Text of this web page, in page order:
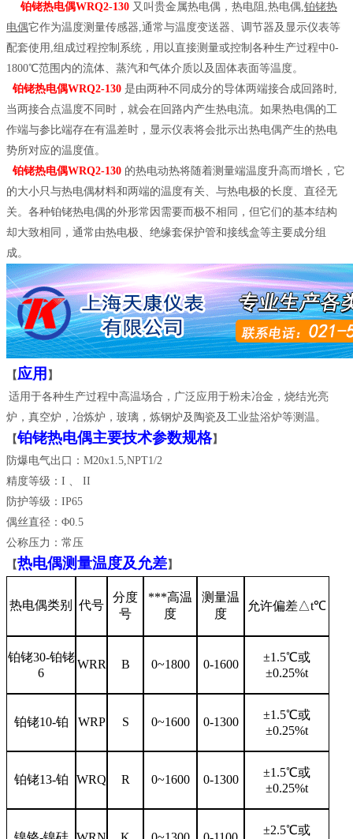
铂铑热电偶WRQ2-130 又叫贵金属热电偶，热电阻,热电偶,铂铑热
电偶它作为温度测量传感器,通常与温度变送器、调节器及显示仪表等
配套使用,组成过程控制系统，用以直接测量或控制各种生产过程中0-
1800℃范围内的流体、蒸汽和气体介质以及固体表面等温度。
铂铑热电偶WRQ2-130 是由两种不同成分的导体两端接合成回路时,
当两接合点温度不同时，就会在回路内产生热电流。如果热电偶的工
作端与参比端存在有温差时，显示仪表将会批示出热电偶产生的热电
势所对应的温度值。
铂铑热电偶WRQ2-130 的热电动热将随着测量端温度升高而增长，它
的大小只与热电偶材料和两端的温度有关、与热电极的长度、直径无
关。各种铂铑热电偶的外形常因需要而极不相同，但它们的基本结构
却大致相同，通常由热电极、绝缘套保护管和接线盒等主要成分组
成。
【 应用 】
适用于各种生产过程中高温场合，广泛应用于粉未冶金，烧结光亮
炉，真空炉，冶炼炉，玻璃，炼钢炉及陶瓷及工业盐浴炉等测温。
【铂铑热电偶主要技术参数规格】
防爆电气出口：M20x1.5,NPT1/2
精度等级：I 、 II
防护等级：IP65
偶丝直径：Φ0.5
公称压力：常压
【热电偶测量温度及允差】
热电偶类别 代号
分度
号
***高温
度
测量温
度
允许偏差△t℃
铂铑30-铂铑
6
WRR B 0~1800 0-1600
±1.5℃或
±0.25%t
铂铑10-铂 WRP S 0~1600 0-1300
±1.5℃或
±0.25%t
铂铑13-铂 WRQ R 0~1600 0-1300
±1.5℃或
±0.25%t
±2.5℃或